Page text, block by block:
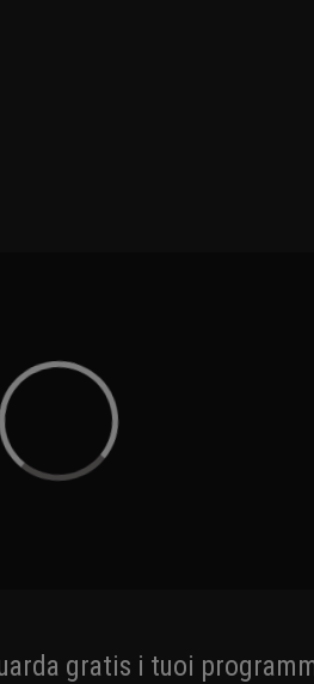
gratis i tuoi